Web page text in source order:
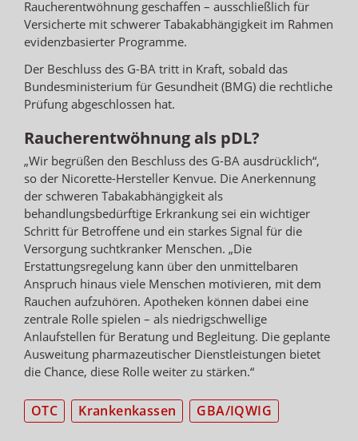
Raucherentwöhnung geschaffen – ausschließlich für
Versicherte mit schwerer Tabakabhängigkeit im Rahmen
evidenzbasierter Programme.
Der Beschluss des G-BA tritt in Kraft, sobald das
Bundesministerium für Gesundheit (BMG) die rechtliche
Prüfung abgeschlossen hat.
Raucherentwöhnung als pDL?
„Wir begrüßen den Beschluss des G-BA ausdrücklich“,
so der Nicorette-Hersteller Kenvue. Die Anerkennung
der schweren Tabakabhängigkeit als
behandlungsbedürftige Erkrankung sei ein wichtiger
Schritt für Betroffene und ein starkes Signal für die
Versorgung suchtkranker Menschen. „Die
Erstattungsregelung kann über den unmittelbaren
Anspruch hinaus viele Menschen motivieren, mit dem
Rauchen aufzuhören. Apotheken können dabei eine
zentrale Rolle spielen – als niedrigschwellige
Anlaufstellen für Beratung und Begleitung. Die geplante
Ausweitung pharmazeutischer Dienstleistungen bietet
die Chance, diese Rolle weiter zu stärken.“
OTC Krankenkassen GBA/IQWIG